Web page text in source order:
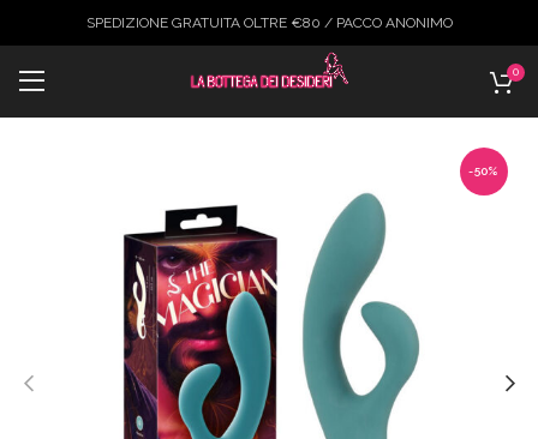
SPEDIZIONE GRATUITA OLTRE €80 / PACCO ANONIMO
0
-50%